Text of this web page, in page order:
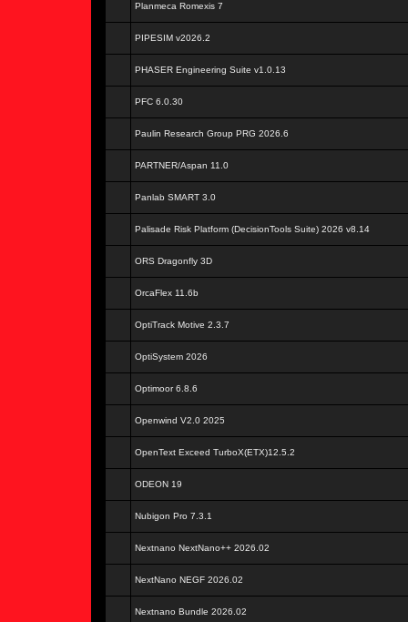
Planmeca Romexis 7
PIPESIM v2026.2
PHASER Engineering Suite v1.0.13
PFC 6.0.30
Paulin Research Group PRG 2026.6
PARTNER/Aspan 11.0
Panlab SMART 3.0
Palisade Risk Platform (DecisionTools Suite) 2026 v8.14
ORS Dragonfly 3D
OrcaFlex 11.6b
OptiTrack Motive 2.3.7
OptiSystem 2026
Optimoor 6.8.6
Openwind V2.0 2025
OpenText Exceed TurboX(ETX)12.5.2
ODEON 19
Nubigon Pro 7.3.1
Nextnano NextNano++ 2026.02
NextNano NEGF 2026.02
Nextnano Bundle 2026.02